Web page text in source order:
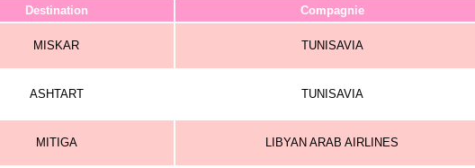
Destination Compagnie
MISKAR TUNISAVIA
ASHTART TUNISAVIA
MITIGA LIBYAN ARAB AIRLINES